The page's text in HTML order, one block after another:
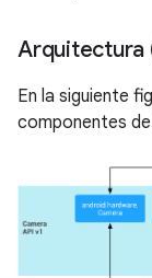
Arquitectura
En la siguiente
componentes